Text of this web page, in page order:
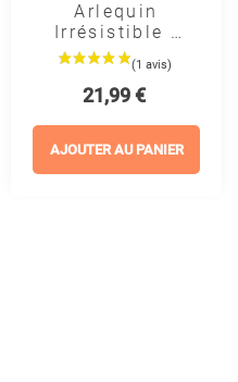
Arlequin
Irrésistible -
Croquettes
Pour Chien
Sans Céréales
Prix
21,99 €
AJOUTER AU PANIER